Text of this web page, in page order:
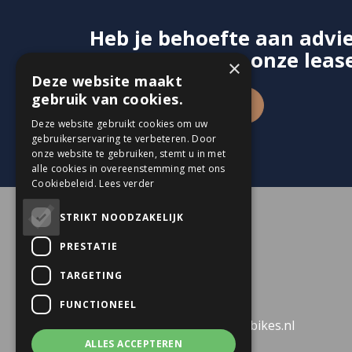
Heb je behoefte aan
contact op met onze
Contact opnemen
info@dekkersbusinessbikes.nl
×
Deze website maakt
gebruik van cookies.
Deze website gebruikt cookies om uw
gebruikerservaring te verbeteren. Door
onze website te gebruiken, stemt u in met
alle cookies in overeenstemming met ons
Cookiebeleid. Lees verder
STRIKT NOODZAKELIJK
PRESTATIE
TARGETING
FUNCTIONEEL
ALLES ACCEPTEREN